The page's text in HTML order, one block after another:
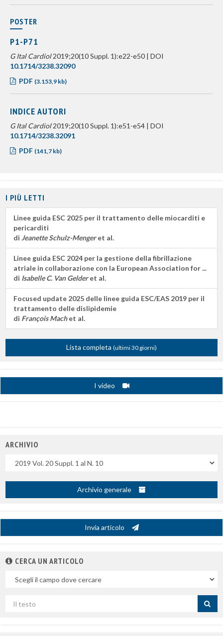
POSTER
P1-P71
G Ital Cardiol2019;20(10 Suppl. 1):e22-e50 | DOI
10.1714/3238.32090
PDF (3.153,9 kb)
INDICE AUTORI
G Ital Cardiol2019;20(10 Suppl. 1):e51-e54 | DOI
10.1714/3238.32091
PDF (141,7 kb)
I PIÙ LETTI
Linee guida ESC 2025 per il trattamento delle miocarditi e
pericarditi
di Jeanette Schulz-Mengeret al.
Linee guida ESC 2024 per la gestione della fibrillazione
atriale in collaborazione con la European Association for ...
di Isabelle C. Van Gelderet al.
Focused update 2025 delle linee guida ESC/EAS 2019 per il
trattamento delle dislipidemie
di François Machet al.
Lista completa (ultimi 30 giorni)
I video
ARCHIVIO
Archivio generale
Invia articolo
CERCA UN ARTICOLO
campo
per